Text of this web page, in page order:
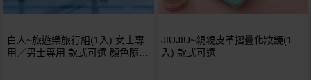
白人~旅遊樂旅行組(1入) 女士專
用／男士專用 款式可選 顏色隨機
JIUJIU~親親皮革摺疊化妝鏡(1
入) 款式可選